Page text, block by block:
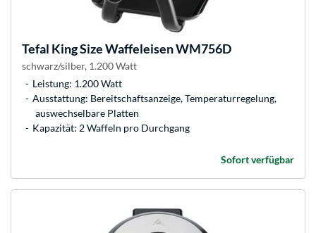
Tefal King Size Waffeleisen WM756D
schwarz/silber, 1.200 Watt
Leistung: 1.200 Watt
Ausstattung: Bereitschaftsanzeige, Temperaturregelung,
auswechselbare Platten
Kapazität: 2 Waffeln pro Durchgang
Sofort verfügbar